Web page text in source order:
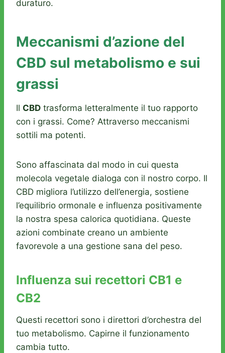
duraturo.
Meccanismi d’azione del
CBD sul metabolismo e sui
grassi
Il CBD trasforma letteralmente il tuo rapporto
con i grassi. Come? Attraverso meccanismi
sottili ma potenti.
Sono affascinata dal modo in cui questa
molecola vegetale dialoga con il nostro corpo. Il
CBD migliora l’utilizzo dell’energia, sostiene
l’equilibrio ormonale e influenza positivamente
la nostra spesa calorica quotidiana. Queste
azioni combinate creano un ambiente
favorevole a una gestione sana del peso.
Influenza sui recettori CB1 e
CB2
Questi recettori sono i direttori d’orchestra del
tuo metabolismo. Capirne il funzionamento
cambia tutto.